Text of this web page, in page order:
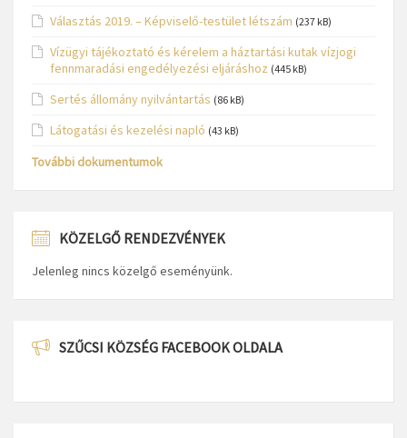
Választás 2019. – Képviselő-testület létszám (237 kB)
Vízügyi tájékoztató és kérelem a háztartási kutak vízjogi
fennmaradási engedélyezési eljáráshoz (445 kB)
Sertés állomány nyilvántartás (86 kB)
Látogatási és kezelési napló (43 kB)
További dokumentumok
KÖZELGŐ RENDEZVÉNYEK
Jelenleg nincs közelgő eseményünk.
SZŰCSI KÖZSÉG FACEBOOK OLDALA